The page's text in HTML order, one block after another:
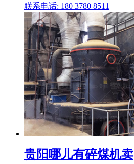
联系电话: 180 3780 8511
贵阳哪儿有碎煤机卖